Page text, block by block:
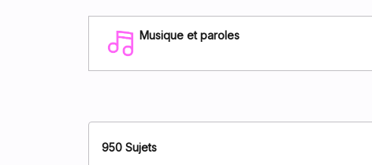
Musique et paroles
950 Sujets